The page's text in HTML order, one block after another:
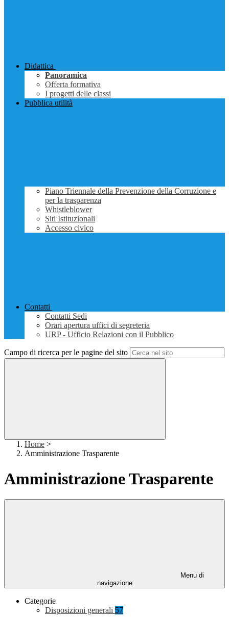
Didattica
Panoramica
Offerta formativa
I progetti delle classi
Pubblica utilità
Piano Triennale della Prevenzione della Corruzione e
per la trasparenza
Whistleblower
Siti Istituzionali
Accesso civico
Contatti
Contatti Sedi
Orari apertura uffici di segreteria
URP - Ufficio Relazioni con il Pubblico
Campo di ricerca per le pagine del sito
Home >
Amministrazione Trasparente
Amministrazione Trasparente
Menu di
navigazione
Categorie
Disposizioni generali 57